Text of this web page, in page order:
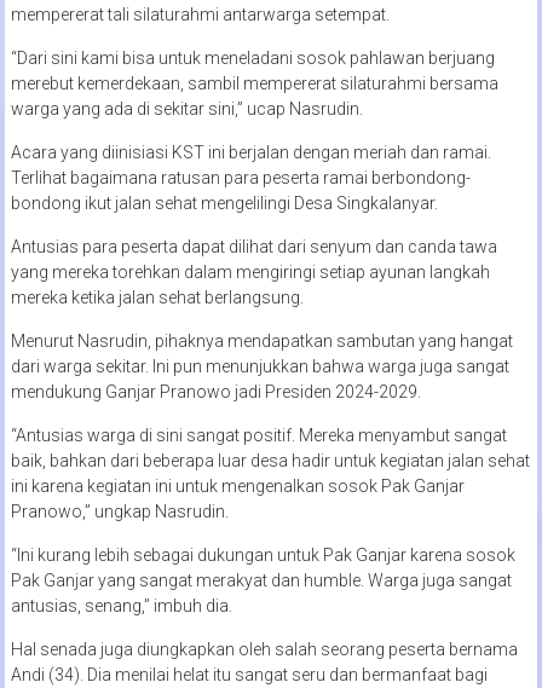
mempererat tali silaturahmi antarwarga setempat.
“Dari sini kami bisa untuk meneladani sosok pahlawan berjuang
merebut kemerdekaan, sambil mempererat silaturahmi bersama
warga yang ada di sekitar sini,” ucap Nasrudin.
Acara yang diinisiasi KST ini berjalan dengan meriah dan ramai.
Terlihat bagaimana ratusan para peserta ramai berbondong-
bondong ikut jalan sehat mengelilingi Desa Singkalanyar.
Antusias para peserta dapat dilihat dari senyum dan canda tawa
yang mereka torehkan dalam mengiringi setiap ayunan langkah
mereka ketika jalan sehat berlangsung.
Menurut Nasrudin, pihaknya mendapatkan sambutan yang hangat
dari warga sekitar. Ini pun menunjukkan bahwa warga juga sangat
mendukung Ganjar Pranowo jadi Presiden 2024-2029.
“Antusias warga di sini sangat positif. Mereka menyambut sangat
baik, bahkan dari beberapa luar desa hadir untuk kegiatan jalan sehat
ini karena kegiatan ini untuk mengenalkan sosok Pak Ganjar
Pranowo,” ungkap Nasrudin.
“Ini kurang lebih sebagai dukungan untuk Pak Ganjar karena sosok
Pak Ganjar yang sangat merakyat dan humble. Warga juga sangat
antusias, senang,” imbuh dia.
Hal senada juga diungkapkan oleh salah seorang peserta bernama
Andi (34). Dia menilai helat itu sangat seru dan bermanfaat bagi